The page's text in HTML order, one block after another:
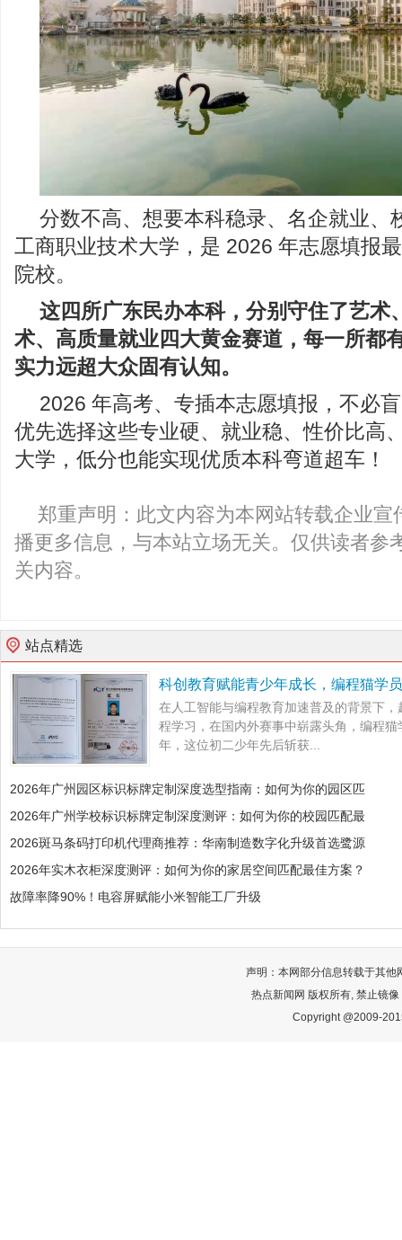
分数不高、想要本科稳录、名企就业、
工商职业技术大学，是 2026 年志愿填报
院校。
这四所广东民办本科，分别守住了艺术
术、 高质量就业四大黄金赛道，每一所都
实力远超大众固有认知。
2026 年高考、专插本志愿填报，不必
优先选择这些专业硬、就业稳、性价比高
大学，低分也能实现优质本科弯道超车！
郑重声明：此文内容为本网站转载企业宣
播更多信息，与本站立场无关。仅供读者参
关内容。
站点精选
科创教育赋能青少年成长，编程猫学
在人工智能与编程教育加速普及的背景下
程学习，在国内外赛事中崭露头角，编程
年，这位初二少年先后斩获...
2026年广州园区标识标牌定制深度选型指南：如何为你的园区匹
2026年广州学校标识标牌定制深度测评：如何为你的校园匹配最
2026斑马条码打印机代理商推荐：华南制造数字化升级首选鹭源
2026年实木衣柜深度测评：如何为你的家居空间匹配最佳方案？
故障率降90%！电容屏赋能小米智能工厂升级
声明：本网部分信息转载于其他
热点新闻网 版权所有, 禁止镜
Copyright @2009-